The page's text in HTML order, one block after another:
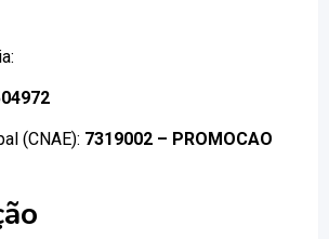
(CNAE): 7319002 – PROMOCAO